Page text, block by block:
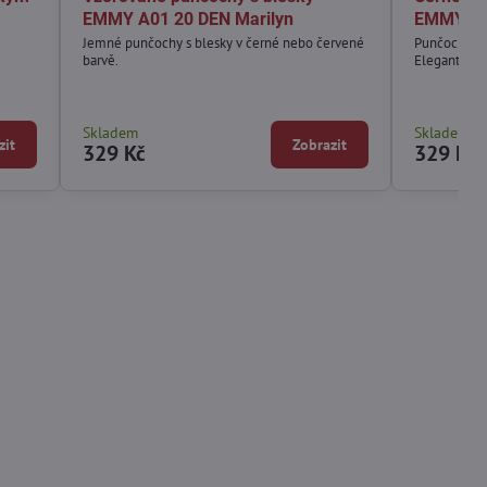
EMMY A01 20 DEN Marilyn
Jemné punčochy s blesky v černé nebo červené
barvě.
Skladem
329 Kč Zobrazit
EMMY
Punčochy
Elegantní
Skladem
329 Kč